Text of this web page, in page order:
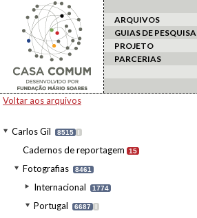
ARQUIVOS
GUIAS DE PESQUISA
PROJETO
PARCERIAS
Voltar aos arquivos
Carlos Gil 8515 I
Cadernos de reportagem 15
Fotografias 8461
Internacional 1774
Portugal 6687 I